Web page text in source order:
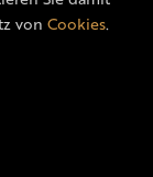
von Cookies.